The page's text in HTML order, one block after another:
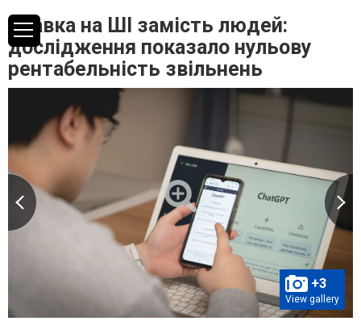
Ставка на ШІ замість людей:
дослідження показало нульову
рентабельність звільнень
+3
View gallery